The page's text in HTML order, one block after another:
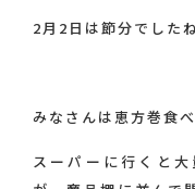
2月2日は節分でした
みなさんは恵方巻食
スーパーに行くと
個